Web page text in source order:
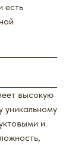
есть
высокую
уникальному
и